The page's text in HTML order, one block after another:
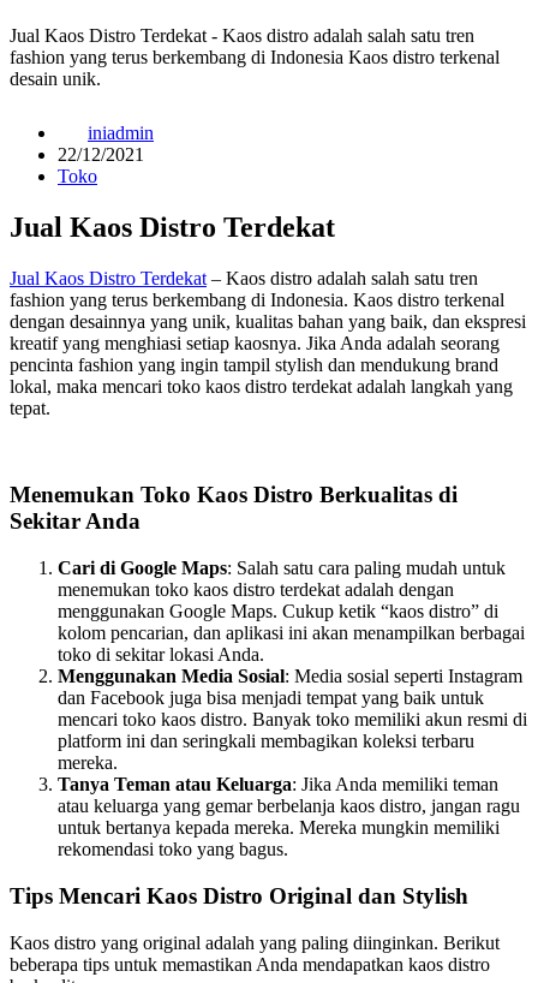
Jual Kaos Distro Terdekat - Kaos distro adalah salah satu tren
fashion yang terus berkembang di Indonesia Kaos distro terkenal
desain unik.
iniadmin
22/12/2021
Toko
Jual Kaos Distro Terdekat
Jual Kaos Distro Terdekat – Kaos distro adalah salah satu tren
fashion yang terus berkembang di Indonesia. Kaos distro terkenal
dengan desainnya yang unik, kualitas bahan yang baik, dan ekspresi
kreatif yang menghiasi setiap kaosnya. Jika Anda adalah seorang
pencinta fashion yang ingin tampil stylish dan mendukung brand
lokal, maka mencari toko kaos distro terdekat adalah langkah yang
tepat.
Menemukan Toko Kaos Distro Berkualitas di
Sekitar Anda
Cari di Google Maps: Salah satu cara paling mudah untuk
menemukan toko kaos distro terdekat adalah dengan
menggunakan Google Maps. Cukup ketik “kaos distro” di
kolom pencarian, dan aplikasi ini akan menampilkan berbagai
toko di sekitar lokasi Anda.
Menggunakan Media Sosial: Media sosial seperti Instagram
dan Facebook juga bisa menjadi tempat yang baik untuk
mencari toko kaos distro. Banyak toko memiliki akun resmi di
platform ini dan seringkali membagikan koleksi terbaru
mereka.
Tanya Teman atau Keluarga: Jika Anda memiliki teman
atau keluarga yang gemar berbelanja kaos distro, jangan ragu
untuk bertanya kepada mereka. Mereka mungkin memiliki
rekomendasi toko yang bagus.
Tips Mencari Kaos Distro Original dan Stylish
Kaos distro yang original adalah yang paling diinginkan. Berikut
beberapa tips untuk memastikan Anda mendapatkan kaos distro